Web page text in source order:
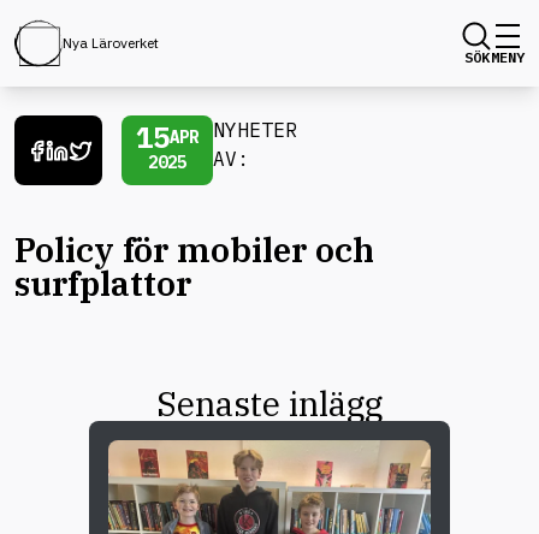
Nya Läroverket
SÖKMENY
15APR
2025
NYHETER
AV:
Policy för mobiler och
surfplattor
Senaste inlägg